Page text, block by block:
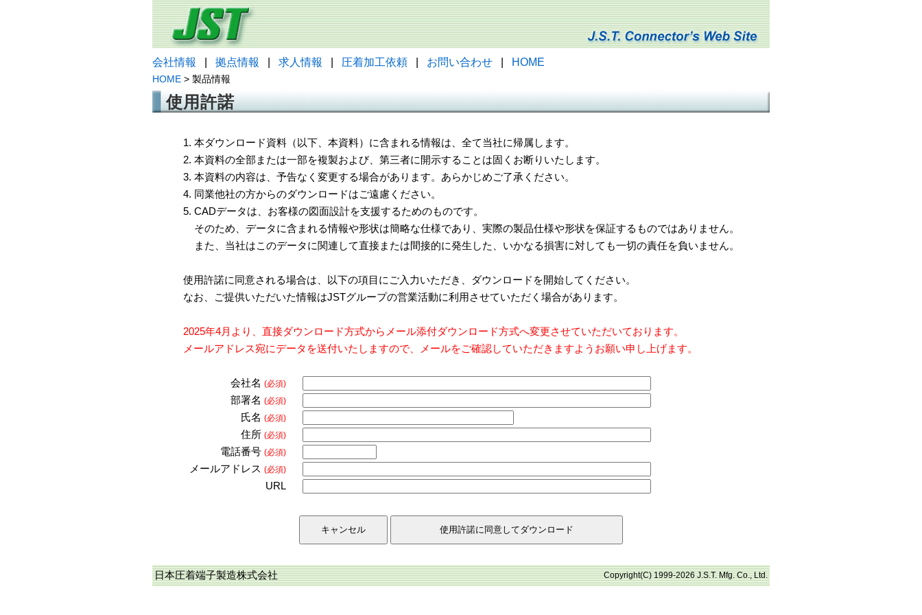
会社情報 拠点情報 求人情報 圧着加工依頼 お問い合わせ HOME
HOME > 製品情報
使用許諾
1. 本ダウンロード資料（以下、本資料）に含まれる情報は、全て当社に帰属します。
2. 本資料の全部または一部を複製および、第三者に開示することは固くお断りいたします。
3. 本資料の内容は、予告なく変更する場合があります。あらかじめご了承ください。
4. 同業他社の方からのダウンロードはご遠慮ください。
5. CADデータは、お客様の図面設計を支援するためのものです。
そのため、データに含まれる情報や形状は簡略な仕様であり、実際の製品仕様や形状を保証するものではありません。
また、当社はこのデータに関連して直接または間接的に発生した、いかなる損害に対しても一切の責任を負いません。
使用許諾に同意される場合は、以下の項目にご入力いただき、ダウンロードを開始してください。
なお、ご提供いただいた情報はJSTグループの営業活動に利用させていただく場合があります。
2025年4月より、直接ダウンロード方式からメール添付ダウンロード方式へ変更させていただいております。
メールアドレス宛にデータを送付いたしますので、メールをご確認していただきますようお願い申し上げます。
会社名 (必須)
部署名 (必須)
氏名 (必須)
住所 (必須)
電話番号 (必須)
メールアドレス (必須)
URL
日本圧着端子製造株式会社 Copyright(C) 1999-2026 J.S.T. Mfg. Co., Ltd.